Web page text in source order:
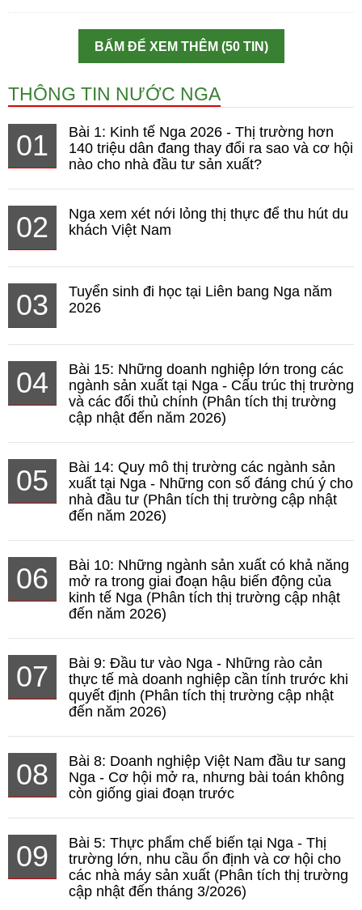
BẤM ĐỂ XEM THÊM (50 TIN)
THÔNG TIN NƯỚC NGA
01
Bài 1: Kinh tế Nga 2026 - Thị trường hơn
140 triệu dân đang thay đổi ra sao và cơ hội
nào cho nhà đầu tư sản xuất?
02
Nga xem xét nới lỏng thị thực để thu hút du
khách Việt Nam
03
Tuyển sinh đi học tại Liên bang Nga năm
2026
04
Bài 15: Những doanh nghiệp lớn trong các
ngành sản xuất tại Nga - Cấu trúc thị trường
và các đối thủ chính (Phân tích thị trường
cập nhật đến năm 2026)
05
Bài 14: Quy mô thị trường các ngành sản
xuất tại Nga - Những con số đáng chú ý cho
nhà đầu tư (Phân tích thị trường cập nhật
đến năm 2026)
06
Bài 10: Những ngành sản xuất có khả năng
mở ra trong giai đoạn hậu biến động của
kinh tế Nga (Phân tích thị trường cập nhật
đến năm 2026)
07
Bài 9: Đầu tư vào Nga - Những rào cản
thực tế mà doanh nghiệp cần tính trước khi
quyết định (Phân tích thị trường cập nhật
đến năm 2026)
08
Bài 8: Doanh nghiệp Việt Nam đầu tư sang
Nga - Cơ hội mở ra, nhưng bài toán không
còn giống giai đoạn trước
09
Bài 5: Thực phẩm chế biến tại Nga - Thị
trường lớn, nhu cầu ổn định và cơ hội cho
các nhà máy sản xuất (Phân tích thị trường
cập nhật đến tháng 3/2026)